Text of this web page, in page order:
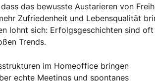
das bewusste Austarieren von
Zufriedenheit und Lebensqualität
lohnt sich: Erfolgsgeschichten sind oft
Trends.
im Homeoffice bringen
echte Meetings und spontanes